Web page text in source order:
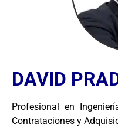
DAVID
Profesional en
Contrataciones y